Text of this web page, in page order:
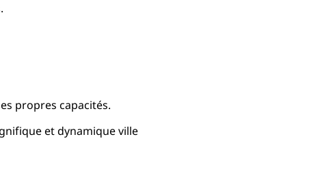
propres capacités.
et dynamique ville